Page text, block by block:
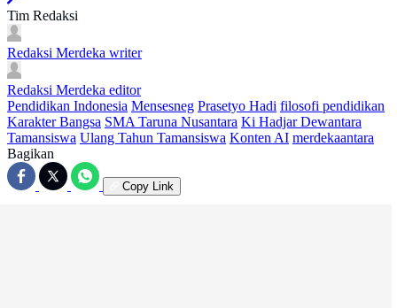
Tim Redaksi
Redaksi Merdeka writer
Redaksi Merdeka editor
Pendidikan Indonesia Mensesneg Prasetyo Hadi filosofi pendidikan
Karakter Bangsa SMA Taruna Nusantara Ki Hadjar Dewantara
Tamansiswa Ulang Tahun Tamansiswa Konten AI merdekaantara
Bagikan
Copy Link